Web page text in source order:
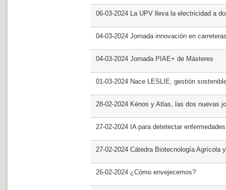
06-03-2024 La UPV lleva la electricidad a
04-03-2024 Jornada innovación en
04-03-2024 Jornada PIAE+ de Másteres
01-03-2024 Nace LESLIE, gestión
28-02-2024 Kénos y Atlas, las dos nuevas
27-02-2024 IA para detetectar
27-02-2024 Cátedra Biotecnología Agrícola
26-02-2024 ¿Cómo envejecemos?